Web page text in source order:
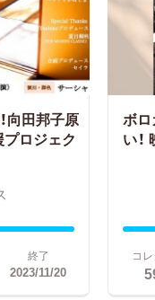
向田邦子原
プロジェク
終了
2023/11/20
ボ
い！
コ